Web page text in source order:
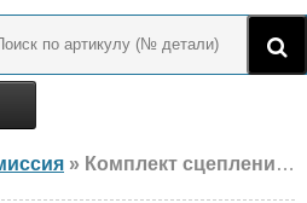
» Комплект сцепления LUK 628105310 5145709 NEW HOLLAND, CASE IH, AGRIFULL, новый